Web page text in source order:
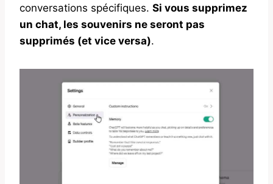
conversations spécifiques. Si vous supprimez
un chat, les souvenirs ne seront pas
supprimés (et vice versa).